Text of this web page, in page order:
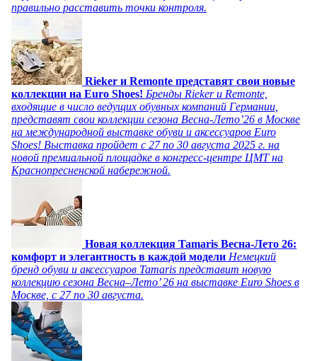
правильно расставить точки контроля.
Rieker и Remonte представят свои новые
коллекции на Euro Shoes! Бренды Rieker и Remonte,
входящие в число ведущих обувных компаний Германии,
представят свои коллекции сезона Весна-Лето’26 в Москве
на международной выставке обуви и аксессуаров Euro
Shoes! Выставка пройдет c 27 по 30 августа 2025 г. на
новой премиальной площадке в конгресс-центре ЦМТ на
Краснопресненской набережной.
Новая коллекция Tamaris Весна-Лето 26:
комфорт и элегантность в каждой модели Немецкий
бренд обуви и аксессуаров Tamaris представит новую
коллекцию сезона Весна–Лето’ 26 на выставке Euro Shoes в
Москве, с 27 по 30 августа.